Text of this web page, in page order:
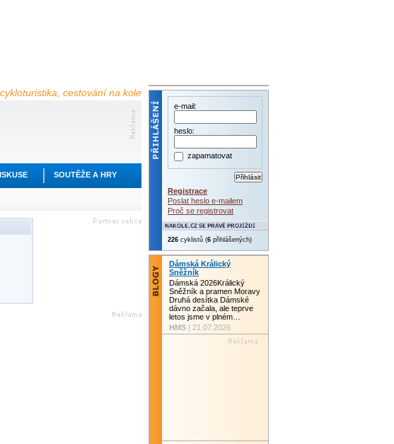
cestování na kole
SOUTĚŽE A HRY
e-mail:
heslo:
zapamatovat
Registrace
Poslat heslo e-mailem
Proč se registrovat
226 cyklistů (6 přihlášených)
Dámská Králický
Sněžník
Dámská 2026Králický
Sněžník a pramen Moravy
Druhá desítka Dámské
dávno začala, ale teprve
letos jsme v plném…
HMS | 21.07.2026